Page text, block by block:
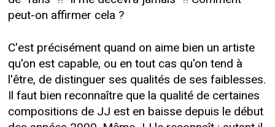
peut-on affirmer cela ?
C'est précisément quand on aime bien un artiste
qu'on est capable, ou en tout cas qu'on tend à
l'être, de distinguer ses qualités de ses faiblesses.
Il faut bien reconnaître que la qualité de certaines
compositions de JJ est en baisse depuis le début